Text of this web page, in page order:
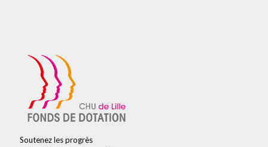
Soutenez les progrès